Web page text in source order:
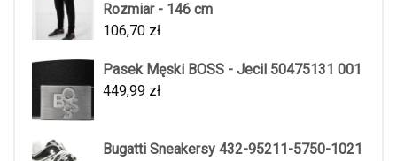
Rozmiar - 146 cm
106,70 zł
Pasek Męski BOSS - Jecil 50475131 001
449,99 zł
Bugatti Sneakersy 432-95211-5750-1021